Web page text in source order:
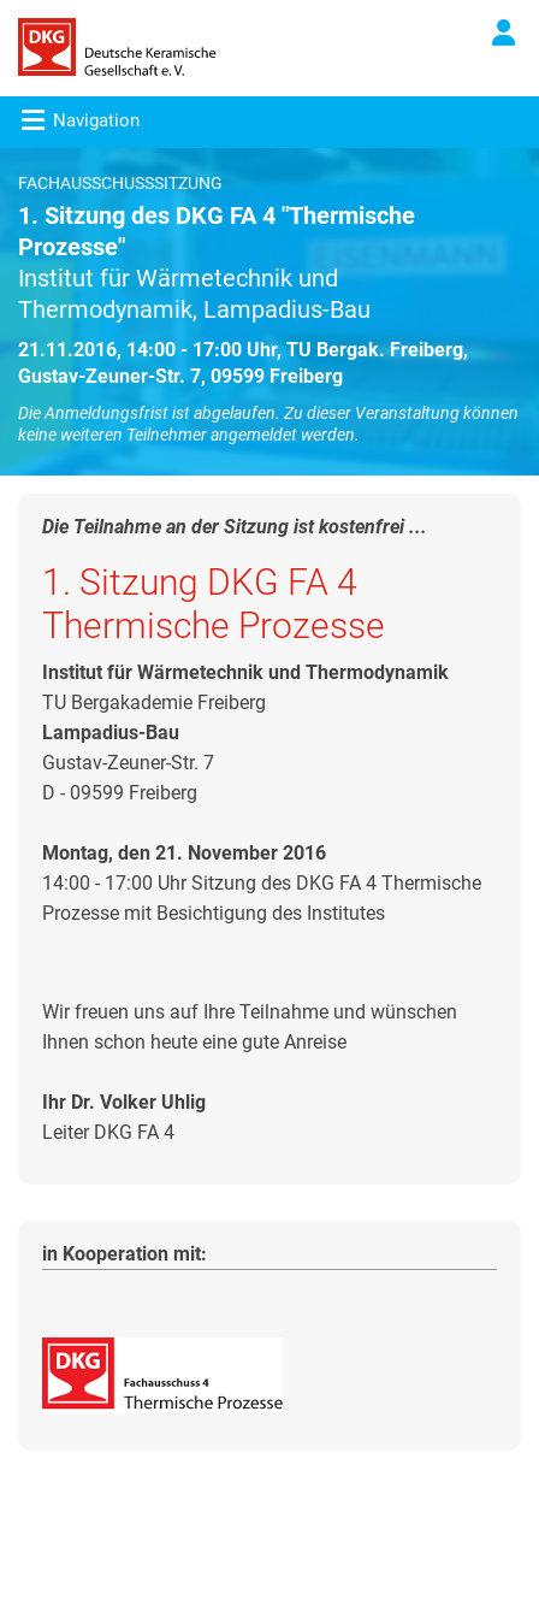
Navigation
FACHAUSSCHUSSSITZUNG
1. Sitzung des DKG FA 4 "Thermische
Prozesse"
Institut für Wärmetechnik und
Thermodynamik, Lampadius-Bau
21.11.2016, 14:00 - 17:00 Uhr, TU Bergak. Freiberg,
Gustav-Zeuner-Str. 7, 09599 Freiberg
Die Anmeldungsfrist ist abgelaufen. Zu dieser Veranstaltung können
keine weiteren Teilnehmer angemeldet werden.
Die Teilnahme an der Sitzung ist kostenfrei ...
1. Sitzung DKG FA 4
Thermische Prozesse
Institut für Wärmetechnik und Thermodynamik
TU Bergakademie Freiberg
Lampadius-Bau
Gustav-Zeuner-Str. 7
D - 09599 Freiberg
Montag, den 21. November 2016
14:00 - 17:00 Uhr Sitzung des DKG FA 4 Thermische
Prozesse mit Besichtigung des Institutes
Wir freuen uns auf Ihre Teilnahme und wünschen
Ihnen schon heute eine gute Anreise
Ihr Dr. Volker Uhlig
Leiter DKG FA 4
in Kooperation mit: